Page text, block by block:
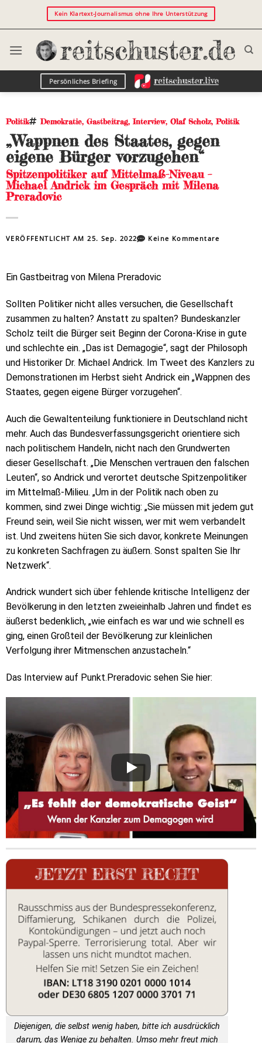
Kein Klartext-Journalismus ohne Ihre Unterstützung
Persönliches Briefing
Politik Demokratie, Gastbeitrag,Interview, Olaf Scholz,Politik
„Wappnen des Staates, gegen
eigene Bürger vorzugehen“
Spitzenpolitiker auf Mittelmaß-Niveau –
Michael Andrick im Gespräch mit Milena
Preradovic
VERÖFFENTLICHT AM25. Sep. 2022 Keine Kommentare
Ein Gastbeitrag von Milena Preradovic
Sollten Politiker nicht alles versuchen, die Gesellschaft
zusammen zu halten? Anstatt zu spalten? Bundeskanzler
Scholz teilt die Bürger seit Beginn der Corona-Krise in gute
und schlechte ein. „Das ist Demagogie“, sagt der Philosoph
und Historiker Dr. Michael Andrick. Im Tweet des Kanzlers zu
Demonstrationen im Herbst sieht Andrick ein „Wappnen des
Staates, gegen eigene Bürger vorzugehen“.
Auch die Gewaltenteilung funktioniere in Deutschland nicht
mehr. Auch das Bundesverfassungsgericht orientiere sich
nach politischem Handeln, nicht nach den Grundwerten
dieser Gesellschaft. „Die Menschen vertrauen den falschen
Leuten“, so Andrick und verortet deutsche Spitzenpolitiker
im Mittelmaß-Milieu. „Um in der Politik nach oben zu
kommen, sind zwei Dinge wichtig: „Sie müssen mit jedem gut
Freund sein, weil Sie nicht wissen, wer mit wem verbandelt
ist. Und zweitens hüten Sie sich davor, konkrete Meinungen
zu konkreten Sachfragen zu äußern. Sonst spalten Sie Ihr
Netzwerk“.
Andrick wundert sich über fehlende kritische Intelligenz der
Bevölkerung in den letzten zweieinhalb Jahren und findet es
äußerst bedenklich, „wie einfach es war und wie schnell es
ging, einen Großteil der Bevölkerung zur kleinlichen
Verfolgung ihrer Mitmenschen anzustacheln.“
Das Interview auf Punkt.Preradovic sehen Sie hier:
Diejenigen, die selbst wenig haben, bitte ich ausdrücklich
darum, das Wenige zu behalten. Umso mehr freut mich